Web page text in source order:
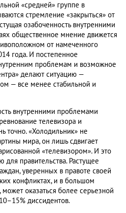
«средней» группе в
стремление «закрыться» от
озабоченность внутренними
общественное мнение движется
от намеченного
года. И постепенное
проблемам и возможное
делают ситуацию —
— все менее стабильной и
внутренними проблемами
телевизора и
точно. «Холодильник» не
мира, он лишь сдвигает
«телевизором». И это
для правительства. Растущее
уверенных в правоте своей
конфликтах, и в большом
оказаться более серьезной
диссидентов.